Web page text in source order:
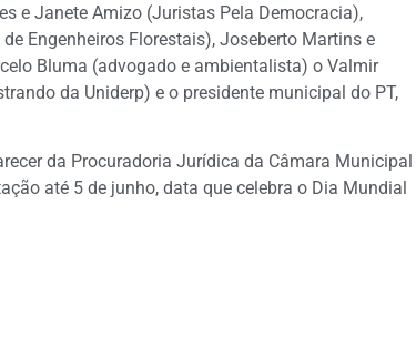
e Janete Amizo (Juristas Pela Democracia),
Engenheiros Florestais), Joseberto Martins e
Bluma (advogado e ambientalista) o Valmir
da Uniderp) e o presidente municipal do PT,
da Procuradoria Jurídica da Câmara Municipal
até 5 de junho, data que celebra o Dia Mundial